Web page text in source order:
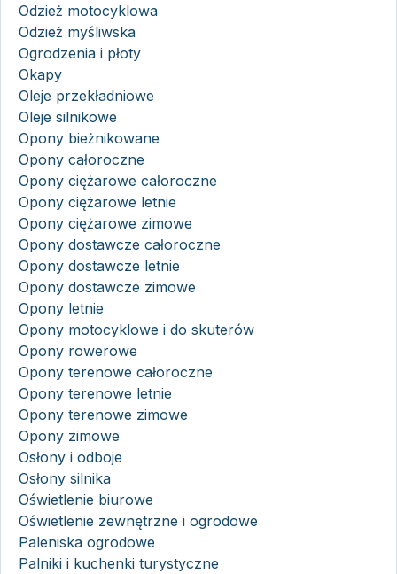
Odzież motocyklowa
Odzież myśliwska
Ogrodzenia i płoty
Okapy
Oleje przekładniowe
Oleje silnikowe
Opony bieżnikowane
Opony całoroczne
Opony ciężarowe całoroczne
Opony ciężarowe letnie
Opony ciężarowe zimowe
Opony dostawcze całoroczne
Opony dostawcze letnie
Opony dostawcze zimowe
Opony letnie
Opony motocyklowe i do skuterów
Opony rowerowe
Opony terenowe całoroczne
Opony terenowe letnie
Opony terenowe zimowe
Opony zimowe
Osłony i odboje
Osłony silnika
Oświetlenie biurowe
Oświetlenie zewnętrzne i ogrodowe
Paleniska ogrodowe
Palniki i kuchenki turystyczne